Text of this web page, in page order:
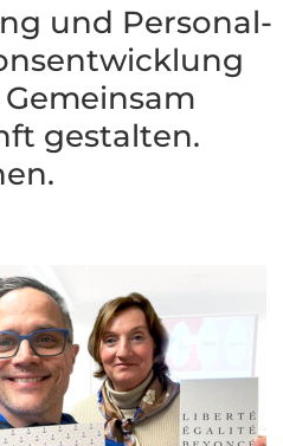
und Personal-
gestalten.